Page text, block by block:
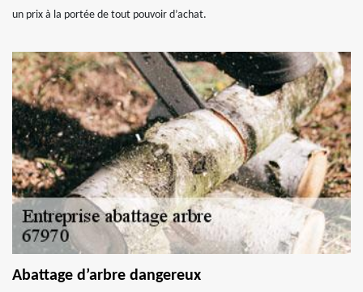
un prix à la portée de tout pouvoir d’achat.
Abattage d’arbre dangereux